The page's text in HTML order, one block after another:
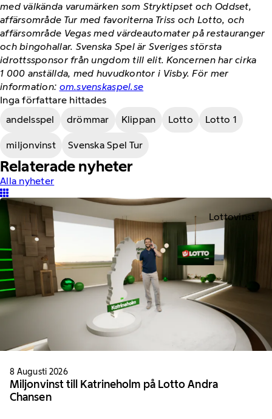
med välkända varumärken som Stryktipset och Oddset,
affärsområde Tur med favoriterna Triss och Lotto, och
affärsområde Vegas med värdeautomater på restauranger
och bingohallar. Svenska Spel är Sveriges största
idrottssponsor från ungdom till elit. Koncernen har cirka
1 000 anställda, med huvudkontor i Visby. För mer
information: om.svenskaspel.se
Inga författare hittades
andelsspel
drömmar Klippan Lotto Lotto 1
miljonvinst Svenska Spel Tur
Relaterade nyheter
Alla nyheter
Lottovinst
8 Augusti 2026
Miljonvinst till Katrineholm på Lotto Andra
Chansen